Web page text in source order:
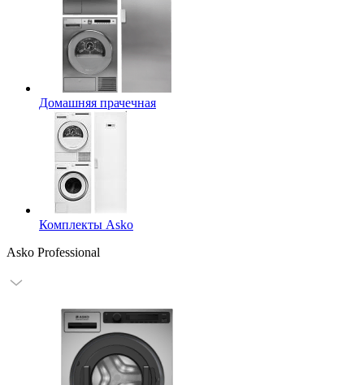
Домашняя прачечная
Комплекты Asko
Asko Professional